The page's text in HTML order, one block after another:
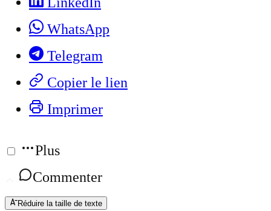
WhatsApp
Telegram
Copier le lien
Imprimer
Plus
Commenter
Réduire la taille de texte